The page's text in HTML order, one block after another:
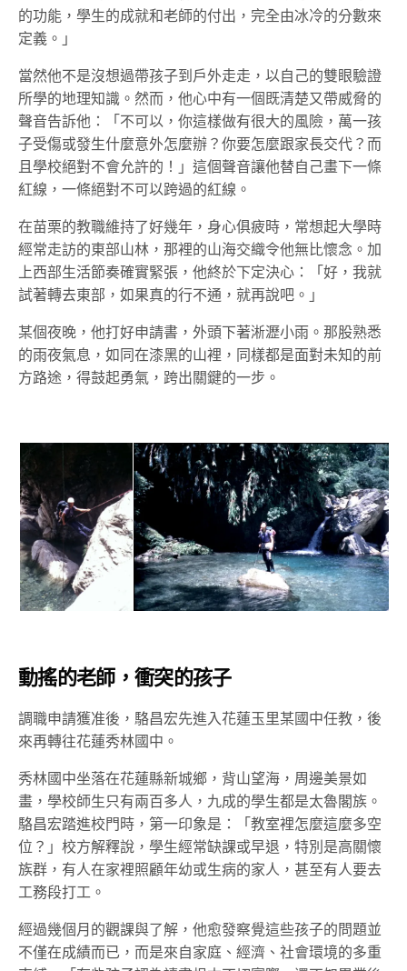
的功能 ， 學生的成就和老師的付出，完全由冰冷的分數來
定義。 」
當然他不是沒想過帶孩子到戶外走走，以自己的雙眼驗證
所學的地理知識。然而，他心中有一個既清楚又帶威脅的
聲音告訴他：「不可以，你這樣做有很大的風險，萬一孩
子受傷或發生什麼意外怎麼辦？你要怎麼跟家長交代？而
且學校絕對不會允許的！」這個聲音讓他替自己畫下一條
紅線，一條絕對不可以跨過的紅線。
在苗栗的教職維持了好幾年， 身心俱疲時，常想起大學時
經常走訪的東部山林 ，那裡的山海交織令他無比懷念。加
上西部生活節奏確實緊張，他終於下定決心：「好，我就
試著轉去東部，如果真的行不通，就再說吧。」
某個夜晚，他打好申請書，外頭下著淅瀝小雨。那股熟悉
的雨夜氣息，如同在漆黑的山裡，同樣都是面對未知的前
方路途，得鼓起勇氣，跨出關鍵的一步。
動搖的老師，衝突的孩子
調職申請獲准後，駱昌宏先進入花蓮玉里某國中任教，後
來再轉往花蓮秀林國中。
秀林國中坐落在花蓮縣新城鄉，背山望海，周邊美景如
畫，學校師生只有兩百多人， 九成的學生都是太魯閣族 。
駱昌宏踏進校門時，第一印象是：
「教室裡怎麼這麼多空
位？」 校方解釋說，學生經常缺課或早退，特別是高關懷
族群， 有人在家裡照顧年幼或生病的家人， 甚至有人要去
工務段打工。
經過幾個月 的觀課與了解，他愈發察覺這些孩子的問題並
不僅在成績而已，而是來自家庭、經濟、社會環境的多重